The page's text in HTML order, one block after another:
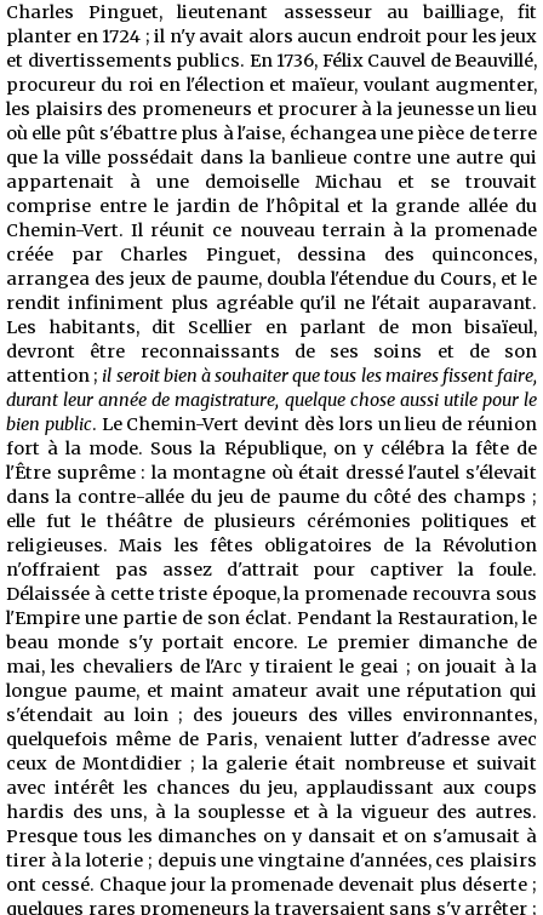
Charles Pinguet, lieutenant assesseur au bailliage, fit
planter en 1724 ; il n'y avait alors aucun endroit pour les jeux
et divertissements publics. En 1736, Félix Cauvel de Beauvillé,
procureur du roi en l'élection et maïeur, voulant augmenter,
les plaisirs des promeneurs et procurer à la jeunesse un lieu
où elle pût s'ébattre plus à l'aise, échangea une pièce de terre
que la ville possédait dans la banlieue contre une autre qui
appartenait à une demoiselle Michau et se trouvait
comprise entre le jardin de l'hôpital et la grande allée du
Chemin-Vert. Il réunit ce nouveau terrain à la promenade
créée par Charles Pinguet, dessina des quinconces,
arrangea des jeux de paume, doubla l'étendue du Cours, et le
rendit infiniment plus agréable qu'il ne l'était auparavant.
Les habitants, dit Scellier en parlant de mon bisaïeul,
devront être reconnaissants de ses soins et de son
attention ; il seroit bien àsouhaiter que tous les maires fissent faire,
durant leur année de magistrature, quelque chose aussi utile pour le
bien public. Le Chemin-Vert devint dès lors un lieu de réunion
fort à la mode. Sous la République, on y célébra la fête de
l'Être suprême : la montagne où était dressé l'autel s'élevait
dans la contre-allée du jeu de paume du côté des champs ;
elle fut le théâtre de plusieurs cérémonies politiques et
religieuses. Mais les fêtes obligatoires de la Révolution
n'offraient pas assez d'attrait pour captiver la foule.
Délaissée à cette triste époque, la promenade recouvra sous
l'Empire une partie de son éclat. Pendant la Restauration, le
beau monde s'y portait encore. Le premier dimanche de
mai, les chevaliers de l'Arc y tiraient le geai ; on jouait à la
longue paume, et maint amateur avait une réputation qui
s'étendait au loin ; des joueurs des villes environnantes,
quelquefois même de Paris, venaient lutter d'adresse avec
ceux de Montdidier ; la galerie était nombreuse et suivait
avec intérêt les chances du jeu, applaudissant aux coups
hardis des uns, à la souplesse et à la vigueur des autres.
Presque tous les dimanches on y dansait et on s'amusait à
tirer à la loterie ; depuis une vingtaine d'années, ces plaisirs
ont cessé. Chaque jour la promenade devenait plus déserte ;
quelques rares promeneurs la traversaient sans s'y arrêter ;